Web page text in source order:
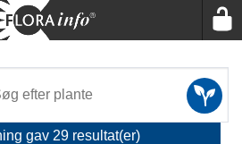
gav 29resultat(er)